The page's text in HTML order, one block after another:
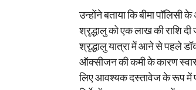
उन्होंने बताया कि बीमा
श्रृद्धालु को एक लाख की राशि
श्रृद्धालु यात्रा में आने से पहले
ऑक्सीजन की कमी के कारण
लिए आवश्यक दस्तावेज के रूप में